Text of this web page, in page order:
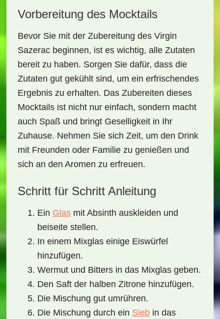
Vorbereitung des Mocktails
Bevor Sie mit der Zubereitung des Virgin
Sazerac beginnen, ist es wichtig, alle Zutaten
bereit zu haben. Sorgen Sie dafür, dass die
Zutaten gut gekühltsind, um ein erfrischendes
Ergebnis zu erhalten. Das Zubereiten dieses
Mocktails ist nicht nur einfach, sondern macht
auch Spaß und bringt Geselligkeitin Ihr
Zuhause. Nehmen Sie sich Zeit, um den Drink
mit Freunden oder Familie zu genießen und
sich an den Aromen zu erfreuen.
Schritt für Schritt Anleitung
Ein Glasmit Absinth auskleiden und
beiseite stellen.
In einem Mixglas einige Eiswürfel
hinzufügen.
Wermut und Bitters in das Mixglas geben.
Den Saft der halben Zitrone hinzufügen.
Die Mischung gut umrühren.
Die Mischung durch ein Siebin das